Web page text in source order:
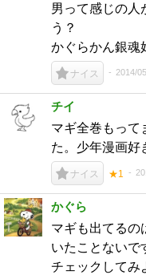
男って感じの人
う？
かぐらかん銀魂
ナイス 2014/
チイ
マギ全巻もって
た。少年漫画好
ナイス ★1
かぐら
マギも出てるの
いたことない
チェックしてみ